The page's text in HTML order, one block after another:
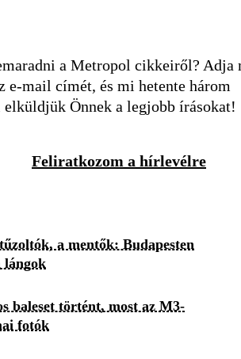
a Metropol cikkeiről? Adja
e-mail címét, és mi hetente három
Önnek a legjobb írásokat!
Feliratkozom a hírlevélre
a mentők: Budapesten
lángok
baleset történt, most az M3-
fotók